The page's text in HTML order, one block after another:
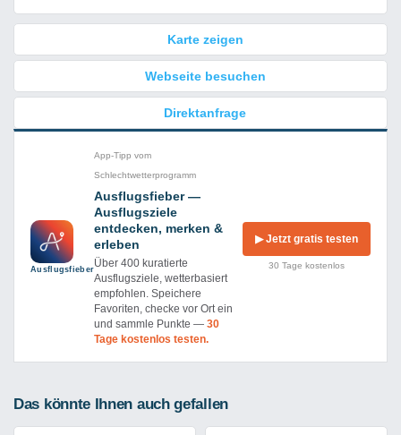
Karte zeigen
Webseite besuchen
Direktanfrage
Ausflug­sfieber
App-Tipp vom
Schlechtwetterprogramm
Ausflugsfieber —
Ausflugsziele
entdecken, merken &
erleben
Über 400 kuratierte
Ausflugsziele, wetterbasiert
empfohlen. Speichere
Favoriten, checke vor Ort ein
und sammle Punkte —30
Tage kostenlos testen.
▶ Jetzt gratis testen
30 Tage kostenlos
Das könnte Ihnen auch gefallen